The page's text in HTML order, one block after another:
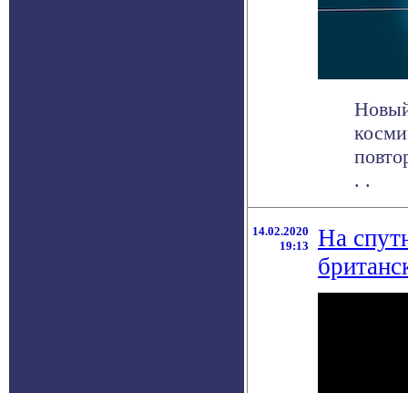
. .
14.02.2020
19:13
На